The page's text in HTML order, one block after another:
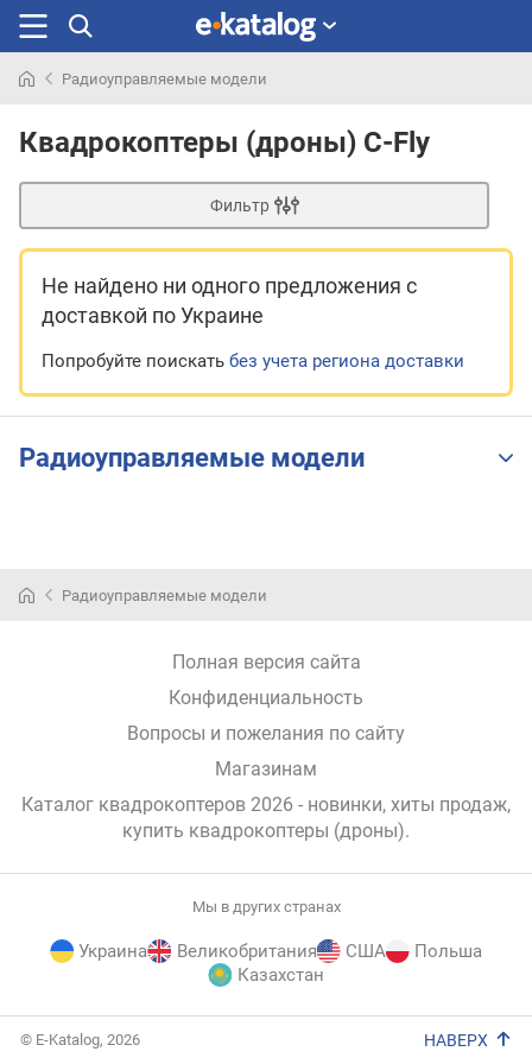
раньше
Радиоуправляемые модели
Квадрокоптеры (дроны) C-Fly
Фильтр
Не найдено ни одного предложения с
доставкой по Украине
Попробуйте поискать без учета региона доставки
Радиоуправляемые модели
Радиоуправляемые модели
Полная версия сайта
Конфиденциальность
Вопросы и пожелания по сайту
Магазинам
Каталог квадрокоптеров 2026 - новинки, хиты продаж,
купить квадрокоптеры (дроны).
Мы в других странах
Украина Великобритания США
Польша
Казахстан
© E-Katalog, 2026 НАВЕРХ